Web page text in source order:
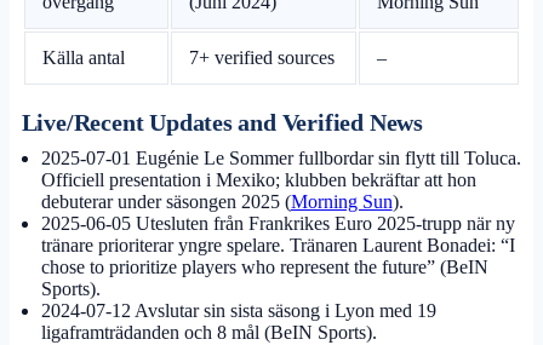
Källa antal 7+ verified sources –
Live/Recent Updates and Verified News
2025-07-01 Eugénie Le Sommer fullbordar sin flytt till Toluca.
Officiell presentation i Mexiko; klubben bekräftar att hon
debuterar under säsongen 2025 (Morning Sun).
2025-06-05Utesluten från Frankrikes Euro 2025-trupp när ny
tränare prioriterar yngre spelare. Tränaren Laurent Bonadei: “I
chose to prioritize players who represent the future” (BeIN
Sports).
2024-07-12 Avslutar sin sista säsong i Lyon med 19
ligaframträdanden och 8 mål (BeIN Sports).